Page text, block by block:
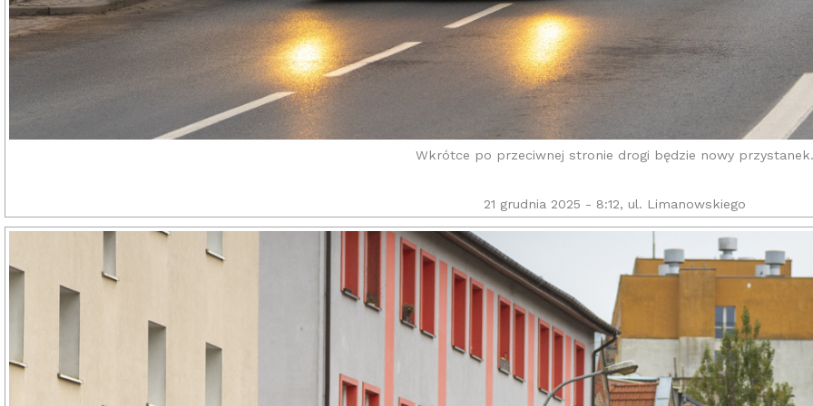
Wkrótce po przeciwnej stronie drogi będzie nowy przystanek.
21 grudnia 2025 - 8:12, ul. Limanowskiego